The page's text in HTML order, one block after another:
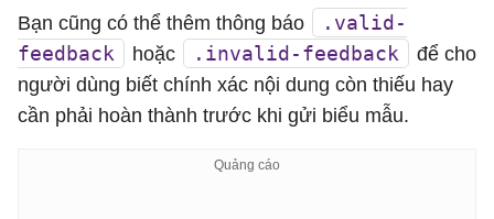
Bạn cũng có thể thêm thông báo
.valid-
feedback
hoặc .invalid-feedback
để cho
người dùng biết chính xác nội dung còn thiếu hay
cần phải hoàn thành trước khi gửi biểu mẫu.